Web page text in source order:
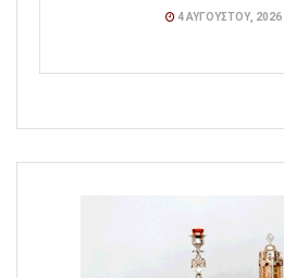
4 ΑΥΓΟΎΣΤΟΥ, 2026